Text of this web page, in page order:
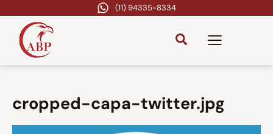
(11) 94335-8334
cropped-capa-twitter.jpg